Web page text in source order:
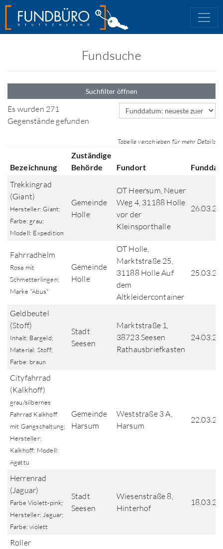
Fundsuche
Suchfilter öffnen
Es wurden 271
Gegenstände gefunden
Sortierfeld
Tabelle verschieben für mehr Details
Bezeichnung
Zuständige
Behörde
Fundort
Trekkingrad
(Giant)
Hersteller: Giant;
Farbe: grau;
Modell: Expedition
Gemeinde
Holle
OT Heersum, Neuer
Weg 4, 31188 Holle
vor der
Kleinsporthalle
Fahrradhelm
Rosa mit
Schmetterlingen;
Marke "Abus"
Gemeinde
Holle
OT Holle,
Marktstraße 25,
31188 Holle Auf
dem
Altkleidercontainer
Geldbeutel
(Stoff)
Inhalt: Bargeld;
Material: Stoff;
Farbe: braun
Stadt
Seesen
Marktstraße 1,
38723 Seesen
Rathausbriefkasten
Cityfahrrad
(Kalkhoff)
grau/silbernes
Fahrrad Kalkhoff
mit Gangschaltung;
Hersteller:
Kalkhoff; Modell:
Agattu
Gemeinde
Harsum
Weststraße 3 A,
Harsum
Herrenrad
(Jaguar)
Farbe Violett-pink;
Hersteller: Jaguar;
Farbe: violett
Stadt
Seesen
Wiesenstraße 8,
Hinterhof
Roller